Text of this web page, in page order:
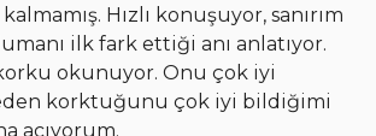
Hızlı konuşuyor, sanırım
ilk fark ettiği anı anlatıyor.
okunuyor. Onu çok iyi
korktuğunu çok iyi bildiğimi
acıyorum.